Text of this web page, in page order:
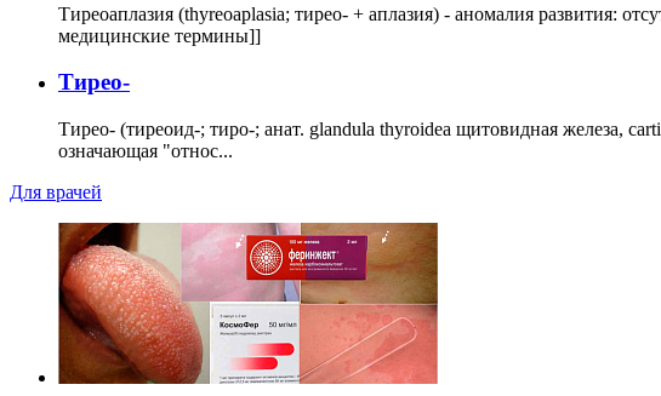
Тиреоаплазия (thyreoaplasia; тирео- + аплазия) - аномалия развития:
медицинские термины]]
Тирео-
Тирео- (тиреоид-; тиро-; анат. glandula thyroidea щитовидная железа,
означающая "относ...
Для врачей